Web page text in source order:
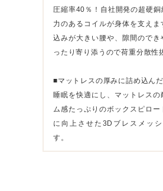
圧縮率40％！自社開発の超硬
力のあるコイルが身体を支え
込みが大きい腰や、隙間ので
ったり寄り添うので荷重分散性
■マットレスの厚みに詰め込ん
睡眠を快適にし、マットレスの
ム感たっぷりのボックスピロ
に向上させた3Dブレスメッ
す。